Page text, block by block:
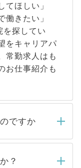
てほしい」
働きたい」
を探してい
をキャリアパ
常勤求人はも
お仕事紹介も
ですか
社担当者がご
ールもしくは
？